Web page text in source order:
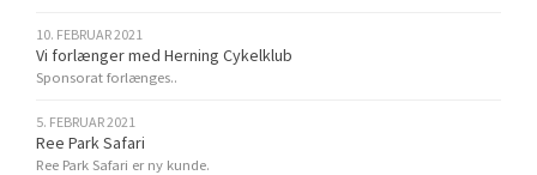
10. FEBRUAR 2021
Vi forlænger med Herning Cykelklub
Sponsorat forlænges..
5. FEBRUAR 2021
Ree Park Safari
Ree Park Safari er ny kunde.